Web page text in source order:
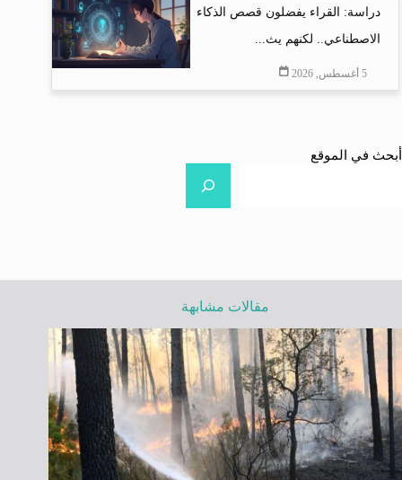
دراسة: القراء يفضلون قصص الذكاء
الاصطناعي.. لكنهم يث...
5 أغسطس, 2026
أبحث في الموقع
مقالات مشابهة